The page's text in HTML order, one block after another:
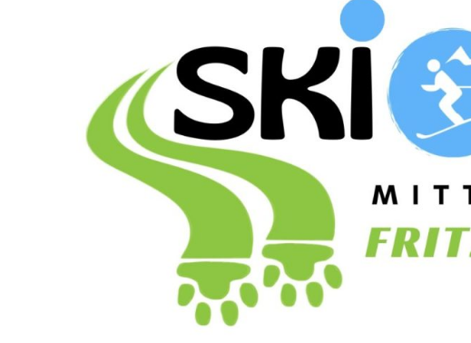
Tagesbetreuung
Berufs- und Bildungsorientierung
Schulsozialarbeit
Elternverein
Handyfreie Klassen
Sportlicher Schwerpunkt
Mittelschule-Übersicht